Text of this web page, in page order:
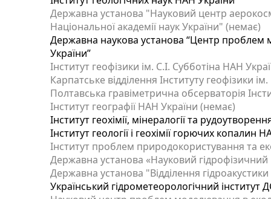
Державна установа "Науковий центр
Національної академії наук України" (немає)
Державна наукова установа “Центр проблем
України”
Інститут геофізики ім. С.І. Субботіна НАН
Карпатське відділення Інституту геофізики
Полтавська гравіметрична обсерваторія
Інститут географії НАН України (немає)
Інститут геохімії, мінералогії та
Інститут геології і геохімії горючих копалин
Інститут проблем природокористування та
Державна установа «Науковий гідрофізичний
Державна установа "Відділення
Український гідрометеорологічний